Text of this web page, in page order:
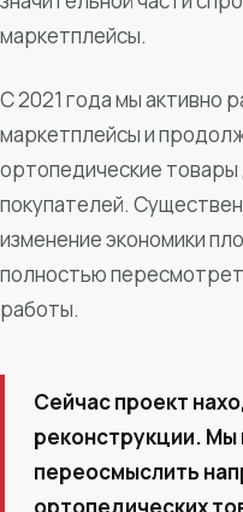
маркетплейсы.
С 2021 года мы активно
маркетплейсы и
ортопедические
покупателей.
изменение экономики
полностью
работы.
Сейчас проект
реконструкции. Мы
переосмыслить